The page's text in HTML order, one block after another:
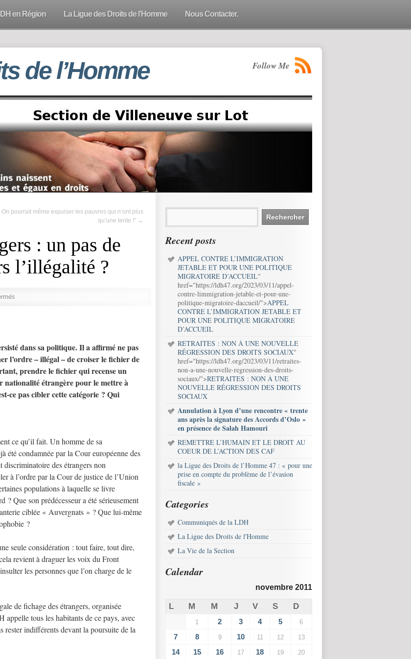
en Région La Ligue des Droits de l’Homme Nous Contacter.
de l’Homme Follow Me
On pourrait même expulser les pauvres qui n’ont plus
qu’une tente !" →
: un pas de
l’illégalité ?
dans sa politique. Il a affirmé ne pas
l’ordre – illégal – de croiser le fichier de
prendre le fichier qui recense un
nationalité étrangère pour le mettre à
ce pas cibler cette catégorie ? Qui
ce qu’il fait. Un homme de sa
été condamnée par la Cour européenne des
des étrangers non
à l’ordre par la Cour de justice de l’Union
populations à laquelle se livre
? Que son prédécesseur a été sérieusement
ciblée « Auvergnats » ? Que lui-même
?
seule considération : tout faire, tout dire,
revient à draguer les voix du Front
les personnes que l’on charge de le
de fichage des étrangers, organisée
tous les habitants de ce pays, avec
rester indifférents devant la poursuite de la
Recent posts
APPEL CONTRE L’IMMIGRATION
JETABLE ET POUR UNE POLITIQUE
MIGRATOIRE D’ACCUEIL"
href="https://ldh47.org/2023/03/11/appel-
contre-limmigration-jetable-et-pour-une-
politique-migratoire-daccueil/">APPEL
CONTRE L’IMMIGRATION JETABLE ET
POUR UNE POLITIQUE MIGRATOIRE
D’ACCUEIL
RETRAITES : NON À UNE NOUVELLE
RÉGRESSION DES DROITS SOCIAUX"
href="https://ldh47.org/2023/03/11/retraites-
non-a-une-nouvelle-regression-des-droits-
sociaux/">RETRAITES : NON À UNE
NOUVELLE RÉGRESSION DES DROITS
SOCIAUX
Annulation à Lyon d’une rencontre « trente
ans après la signature des Accords d’Oslo »
en présence de Salah Hamouri
REMETTRE L’HUMAIN ET LE DROIT AU
COEUR DE L’ACTION DES CAF
la Ligue des Droits de l’Homme 47 : « pour une
prise en compte du problème de l’évasion
fiscale »
Categories
Communiqués de la LDH
La Ligue des Droits de l'Homme
La Vie de la Section
Calendar
novembre 2011
L M M J V S D
1 2 3 4 5 6
7 8 9 10 11 12 13
14 15 16 17 18 19 20